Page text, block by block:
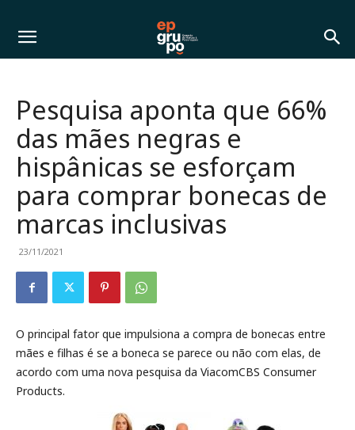
Pesquisa aponta que 66%
das mães negras e
hispânicas se esforçam
para comprar bonecas de
marcas inclusivas
23/11/2021
O principal fator que impulsiona a compra de bonecas entre
mães e filhas é se a boneca se parece ou não com elas, de
acordo com uma nova pesquisa da ViacomCBS Consumer
Products.